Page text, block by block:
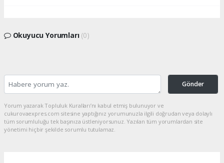
Okuyucu Yorumları (0)
Gönder
Yorum yazarak Topluluk Kuralları’nı kabul etmiş bulunuyor ve
cukurovaexpres.com sitesine yaptığınız yorumunuzla ilgili doğrudan veya dolaylı
tüm sorumluluğu tek başınıza üstleniyorsunuz. Yazılan tüm yorumlardan site
yönetimi hiçbir şekilde sorumlu tutulamaz.